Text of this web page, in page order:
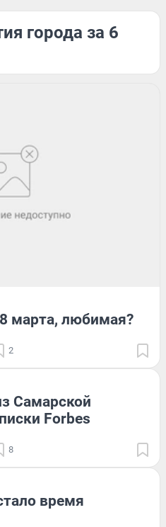
города за 6
марта, любимая?
2
Самарской
Forbes
8
время